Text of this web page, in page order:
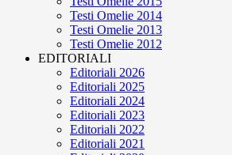
Testi Omelie 2014
Testi Omelie 2013
Testi Omelie 2012
EDITORIALI
Editoriali 2026
Editoriali 2025
Editoriali 2024
Editoriali 2023
Editoriali 2022
Editoriali 2021